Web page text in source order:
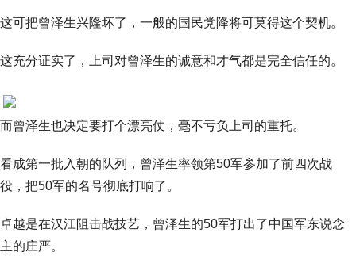
这可把曾泽生兴隆坏了，一般的国民党降将可莫得这个契机。
这充分证实了，上司对曾泽生的诚意和才气都是完全信任的。
而曾泽生也决定要打个漂亮仗，毫不亏负上司的重托。
看成第一批入朝的队列，曾泽生率领第50军参加了前四次战
役，把50军的名号彻底打响了。
卓越是在汉江阻击战技艺，曾泽生的50军打出了中国军东说念
主的庄严。